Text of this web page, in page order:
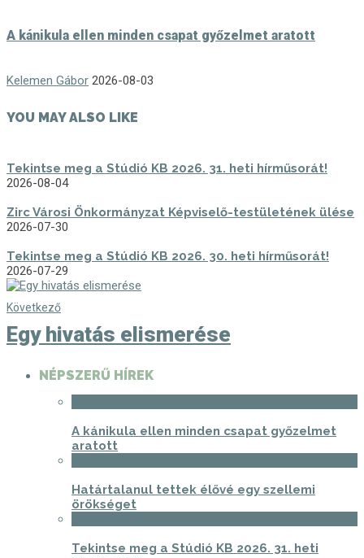
A kánikula ellen minden csapat győzelmet aratott
Kelemen Gábor 2026-08-03
YOU MAY ALSO LIKE
Tekintse meg a Stúdió KB 2026. 31. heti hírműsorát!
2026-08-04
Zirc Városi Önkormányzat Képviselő-testületének ülése
2026-07-30
Tekintse meg a Stúdió KB 2026. 30. heti hírműsorát!
2026-07-29
Következő
Egy hivatás elismerése
NÉPSZERŰ HÍREK
A kánikula ellen minden csapat győzelmet
aratott
Határtalanul tettek élővé egy szellemi
örökséget
Tekintse meg a Stúdió KB 2026. 31. heti